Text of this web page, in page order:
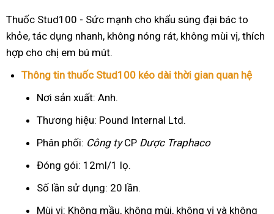
Thuốc Stud100 - Sức mạnh cho khẩu súng đại bác to
khỏe, tác dụng nhanh, không nóng rát, không mùi vị, thích
hợp cho chị em bú mút.
Thông tin thuốc Stud100 kéo dài thời gian quan hệ
Nơi sản xuất: Anh.
Thương hiệu: Pound Internal Ltd.
Phân phối: Công tyCP Dược Traphaco
Đóng gói: 12ml/1 lọ.
Số lần sử dụng: 20 lần.
Mùi vị: Không mầu, không mùi, không vị và không